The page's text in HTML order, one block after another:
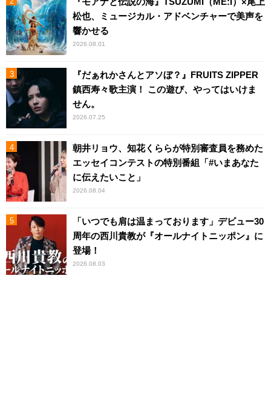
松也、ミュージカル・アドベンチャーで美声を
響かせる
2026.08.01
『だぁれかさんとアソぼ？』FRUITS ZIPPER
鎮西寿々歌主演！ この遊び、やってはいけま
せん。
2026.07.25
朝井リョウ、知花くららが特別審査員を務めた
エッセイコンテストの特別番組「#いまあなた
に伝えたいこと」
2026.08.04
「いつでも肩は温まっております」デビュー30
周年の西川貴教が『オールナイトニッポン』に
登場！
2026.08.03